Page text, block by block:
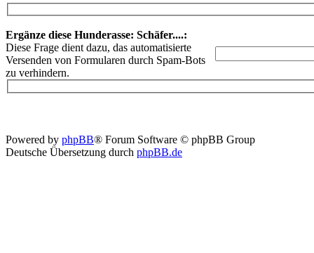
Ergänze diese Hunderasse: Schäfer....:
Diese Frage dient dazu, das automatisierte
Versenden von Formularen durch Spam-Bots
zu verhindern.
Powered by phpBB® Forum Software © phpBB Group
Deutsche Übersetzung durch phpBB.de